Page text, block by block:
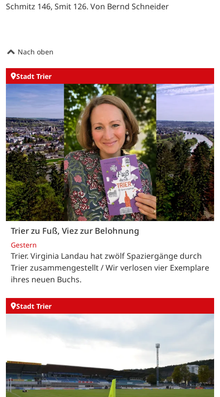
Schmitz 146, Smit 126. Von Bernd Schneider
Nach oben
Stadt Trier
Trier zu Fuß, Viez zur Belohnung
Gestern
Trier. Virginia Landau hat zwölf Spaziergänge durch
Trier zusammengestellt / Wir verlosen vier Exemplare
ihres neuen Buchs.
Stadt Trier